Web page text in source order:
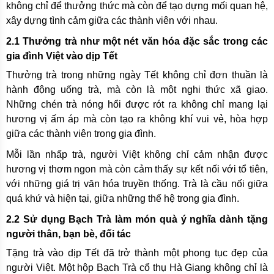
không chỉ để thưởng thức mà còn để tạo dựng mối quan hệ,
xây dựng tình cảm giữa các thành viên với nhau.
2.1 Thưởng trà như một nét văn hóa đặc sắc trong các
gia đình Việt vào dịp Tết
Thưởng trà trong những ngày Tết không chỉ đơn thuần là
hành động uống trà, mà còn là một nghi thức xã giao.
Những chén trà nóng hổi được rót ra không chỉ mang lại
hương vị ấm áp mà còn tạo ra không khí vui vẻ, hòa hợp
giữa các thành viên trong gia đình.
Mỗi lần nhấp trà, người Việt không chỉ cảm nhận được
hương vị thơm ngon mà còn cảm thấy sự kết nối với tổ tiên,
với những giá trị văn hóa truyền thống. Trà là cầu nối giữa
quá khứ và hiện tại, giữa những thế hệ trong gia đình.
2.2 Sử dụng Bạch Trà làm món quà ý nghĩa dành tặng
người thân, bạn bè, đối tác
Tặng trà vào dịp Tết đã trở thành một phong tục đẹp của
người Việt. Một hộp Bạch Trà cổ thụ Hà Giang không chỉ là